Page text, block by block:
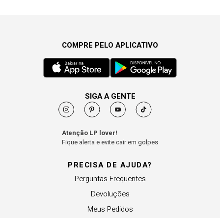
PRECISA DE AJUDA?
Perguntas Frequentes
Devoluções
Meus Pedidos
COMPRE PELO APLICATIVO
SIGA A GENTE
Atenção LP lover!
Fique alerta e evite cair em golpes